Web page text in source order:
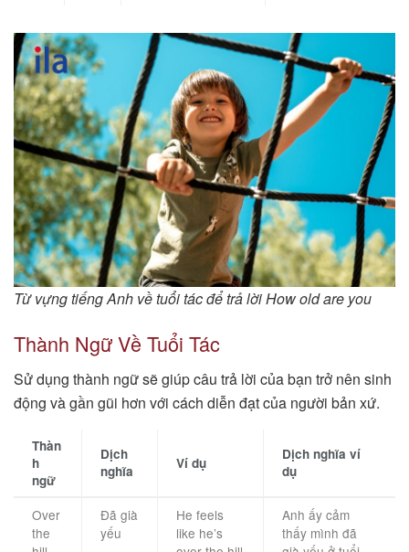
Từ vựng tiếng Anh về tuổi tác để trả lời How old are you
Thành Ngữ Về Tuổi Tác
Sử dụng thành ngữ sẽ giúp câu trả lời của bạn trở nên sinh
động và gần gũi hơn với cách diễn đạt của người bản xứ.
Thàn
h
ngữ
Dịch
nghĩa
Ví dụ
Dịch nghĩa ví
dụ
Over
the
Đã già
yếu
He feels
like he’s
Anh ấy cảm
thấy mình đã